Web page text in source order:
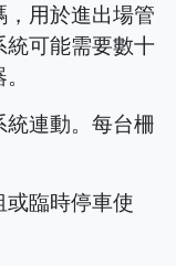
用於進出場管
可能需要數十
連動。每台柵
臨時停車使